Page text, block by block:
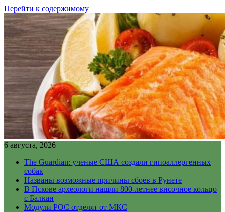
Перейти к содержимому
6 августа, 2026
The Guardian: ученые США создали гипоаллергенных
собак
Названы возможные причины сбоев в Рунете
В Пскове археологи нашли 800-летнее височное кольцо
с Балкан
Модули РОС отделят от МКС